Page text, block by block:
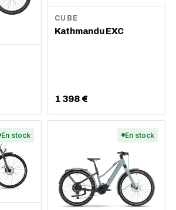
CUBE
Kathmandu EXC
1 398 €
En stock En stock